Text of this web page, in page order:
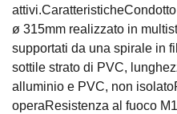
ø 315mm realizzato in
supportati da una spirale in
sottile strato di PVC,
alluminio e PVC, non
operaResistenza al fuoco